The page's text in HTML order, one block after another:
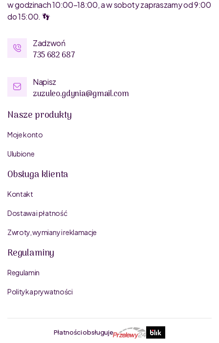
w godzinach 10:00–18:00, a w soboty zapraszamy od 9:00
do 15:00. 👣
Zadzwoń
735 682 687
Napisz
zuzuleo.gdynia@gmail.com
Nasze produkty
Moje konto
Ulubione
Obsługa klienta
Kontakt
Dostawa i płatność
Zwroty, wymiany i reklamacje
Regulaminy
Regulamin
Polityka prywatności
Płatności obsługuje